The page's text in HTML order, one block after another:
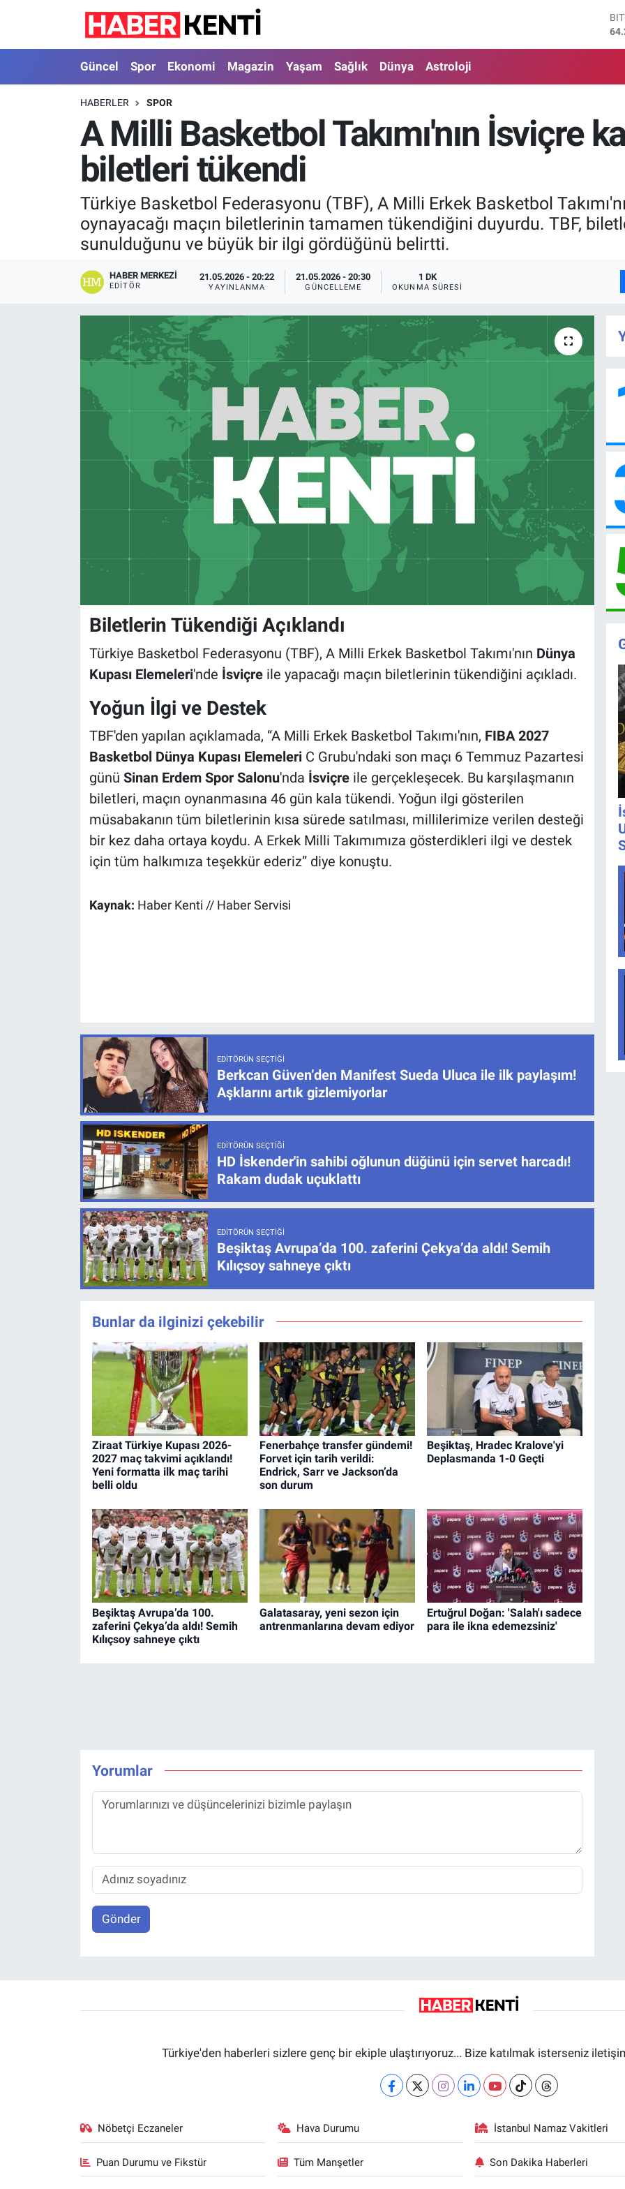
Güncel Spor Ekonomi Magazin Yaşam Sağlık Dünya Astroloji
HABERLER SPOR
A Milli Basketbol Takımı'nın İsviçre
biletleri tükendi
Türkiye Basketbol Federasyonu (TBF), A Milli Erkek Basketbol
oynayacağı maçın biletlerinin tamamen tükendiğini duyurdu. TBF,
sunulduğunu ve büyük bir ilgi gördüğünü belirtti.
HABER MERKEZI
EDITÖR
21.05.2026 - 20:22
YAYINLANMA
21.05.2026 - 20:30
GÜNCELLEME
1 DK
OKUNMA SÜRESI
Biletlerin Tükendiği Açıklandı
Türkiye Basketbol Federasyonu (TBF), A Milli Erkek Basketbol Takımı'nın Dünya
Kupası Elemeleri'nde İsviçreile yapacağı maçın biletlerinin tükendiğini açıkladı.
Yoğun İlgi ve Destek
TBF'den yapılan açıklamada, “A Milli Erkek Basketbol Takımı'nın, FIBA 2027
Basketbol Dünya Kupası ElemeleriC Grubu'ndaki son maçı 6 Temmuz Pazartesi
günü Sinan Erdem Spor Salonu'nda İsviçreile gerçekleşecek. Bu karşılaşmanın
biletleri, maçın oynanmasına 46 gün kala tükendi. Yoğun ilgi gösterilen
müsabakanın tüm biletlerinin kısa sürede satılması, millilerimize verilen desteği
bir kez daha ortaya koydu. A Erkek Milli Takımımıza gösterdikleri ilgi ve destek
için tüm halkımıza teşekkür ederiz” diye konuştu.
Kaynak: Haber Kenti // Haber Servisi
EDITÖRÜN SEÇTIĞI
Berkcan Güven’den Manifest Sueda Uluca ile ilk paylaşım!
Aşklarını artık gizlemiyorlar
EDITÖRÜN SEÇTIĞI
HD İskender'in sahibi oğlunun düğünü için servet harcadı!
Rakam dudak uçuklattı
EDITÖRÜN SEÇTIĞI
Beşiktaş Avrupa’da 100. zaferini Çekya’da aldı! Semih
Kılıçsoy sahneye çıktı
Bunlar da ilginizi çekebilir
Ziraat Türkiye Kupası 2026-
2027 maç takvimi açıklandı!
Yeni formatta ilk maç tarihi
belli oldu
Fenerbahçe transfer gündemi!
Forvet için tarih verildi:
Endrick, Sarr ve Jackson’da
son durum
Beşiktaş, Hradec Kralove'yi
Deplasmanda 1-0 Geçti
Beşiktaş Avrupa’da 100.
zaferini Çekya’da aldı! Semih
Kılıçsoy sahneye çıktı
Galatasaray, yeni sezon için
antrenmanlarına devam ediyor
Ertuğrul Doğan: 'Salah'ı sadece
para ile ikna edemezsiniz'
Yorumlar
Gönder
Türkiye'den haberleri sizlere genç bir ekiple ulaştırıyoruz... Bize katılmak isterseniz
Nöbetçi Eczaneler Hava Durumu İstanbul Namaz Vakitleri
Puan Durumu ve Fikstür Tüm Manşetler Son Dakika Haberleri
Güncel
Spor
Ekonomi
Nöbetçi Eczaneler
Hava Durumu
İstanbul Namaz Vakitleri
Trafik Durumu
Süper Lig Puan Durumu ve Fikstür
Tüm Manşetler
Son Dakika Haberleri